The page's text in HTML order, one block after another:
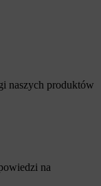
naszych produktów
na